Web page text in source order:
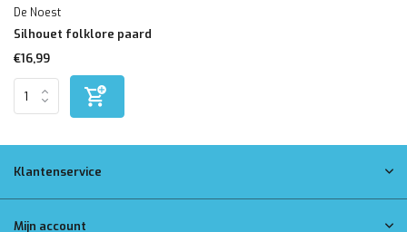
De Noest
Silhouet folklore paard
€16,99
Klantenservice
Mijn account